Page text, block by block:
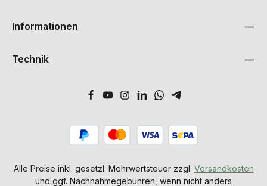
Informationen
Technik
Alle Preise inkl. gesetzl. Mehrwertsteuer zzgl. Versandkosten
und ggf. Nachnahmegebühren, wenn nicht anders